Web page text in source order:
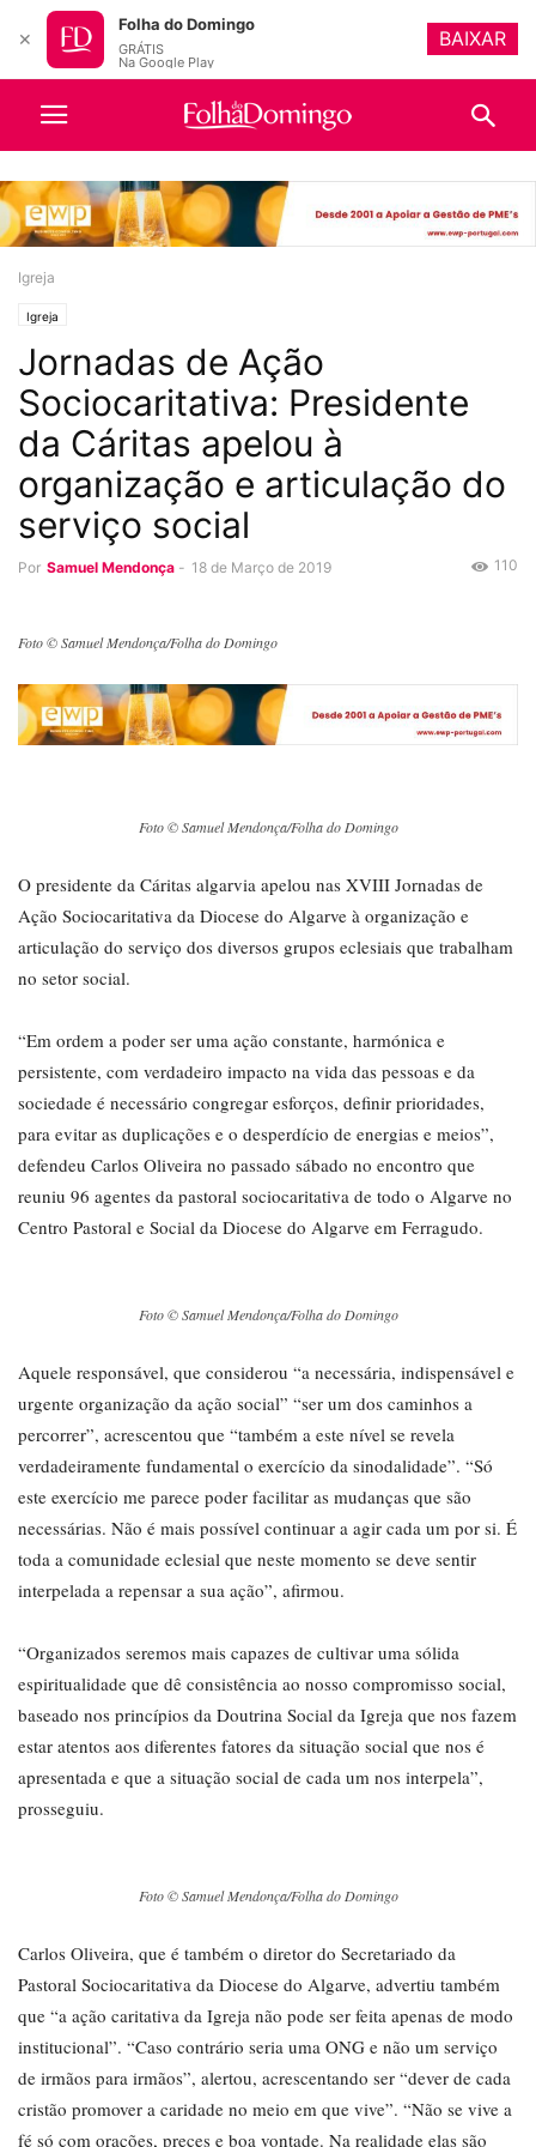
Igreja
Igreja
Jornadas de Ação
Sociocaritativa: Presidente
da Cáritas apelou à
organização e articulação do
serviço social
Por Samuel Mendonça - 18 de Março de 2019 110
Foto © Samuel Mendonça/Folha do Domingo
Foto © Samuel Mendonça/Folha do Domingo
O presidente da Cáritas algarvia apelou nas XVIII Jornadas de
Ação Sociocaritativa da Diocese do Algarve à organização e
articulação do serviço dos diversos grupos eclesiais que trabalham
no setor social.
“Em ordem a poder ser uma ação constante, harmónica e
persistente, com verdadeiro impacto na vida das pessoas e da
sociedade é necessário congregar esforços, definir prioridades,
para evitar as duplicações e o desperdício de energias e meios”,
defendeu Carlos Oliveira no passado sábado no encontro que
reuniu 96 agentes da pastoral sociocaritativa de todo o Algarve no
Centro Pastoral e Social da Diocese do Algarve em Ferragudo.
Foto © Samuel Mendonça/Folha do Domingo
Aquele responsável, que considerou “a necessária, indispensável e
urgente organização da ação social” “ser um dos caminhos a
percorrer”, acrescentou que “também a este nível se revela
verdadeiramente fundamental o exercício da sinodalidade”. “Só
este exercício me parece poder facilitar as mudanças que são
necessárias. Não é mais possível continuar a agir cada um por si. É
toda a comunidade eclesial que neste momento se deve sentir
interpelada a repensar a sua ação”, afirmou.
“Organizados seremos mais capazes de cultivar uma sólida
espiritualidade que dê consistência ao nosso compromisso social,
baseado nos princípios da Doutrina Social da Igreja que nos fazem
estar atentos aos diferentes fatores da situação social que nos é
apresentada e que a situação social de cada um nos interpela”,
prosseguiu.
Foto © Samuel Mendonça/Folha do Domingo
Carlos Oliveira, que é também o diretor do Secretariado da
Pastoral Sociocaritativa da Diocese do Algarve, advertiu também
que “a ação caritativa da Igreja não pode ser feita apenas de modo
institucional”. “Caso contrário seria uma ONG e não um serviço
de irmãos para irmãos”, alertou, acrescentando ser “dever de cada
cristão promover a caridade no meio em que vive”. “Não se vive a
fé só com orações, preces e boa vontade. Na realidade elas são
✕
Folha do Domingo
GRÁTIS
Na Google Play
BAIXAR